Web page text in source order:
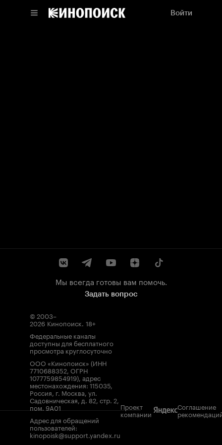
Войти
Мы всегда готовы вам помочь.
Задать вопрос
© 2003–
2026 Кинопоиск. 18+
Федеральные каналы
доступны для бесплатного
просмотра круглосуточно
ООО «Кинопоиск» (ИНН
7710688352, ОГРН
1077759854919), адрес
местонахождения: 115035,
Россия, г. Москва, ул.
Садовническая, д. 82, стр. 2,
пом. 9А01
Адрес для обращений
пользователей:
kinopoisk@support.yandex.ru
Проект
компании
Соглашение